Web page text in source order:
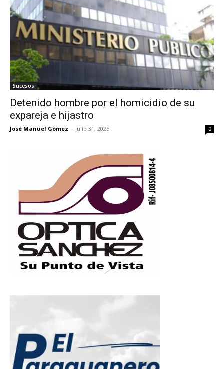
Sucesos
Detenido hombre por el homicidio de su
expareja e hijastro
José Manuel Gómez - julio 31, 2025 0